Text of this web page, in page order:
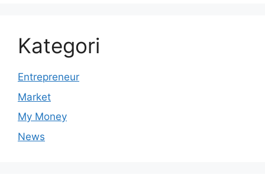
Kategori
Entrepreneur
Market
My Money
News